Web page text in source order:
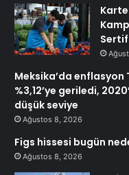
Meksika’da enflasyon
%3,12’ye geriledi,
düşük seviye
Ağustos 8, 2026
Figs hissesi bugün
Ağustos 8, 2026